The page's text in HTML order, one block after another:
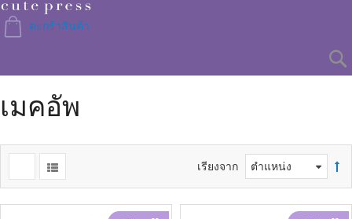
Skip
to
Content
ตะกร้าสินค้า
เมคอัพ
เรียงจาก